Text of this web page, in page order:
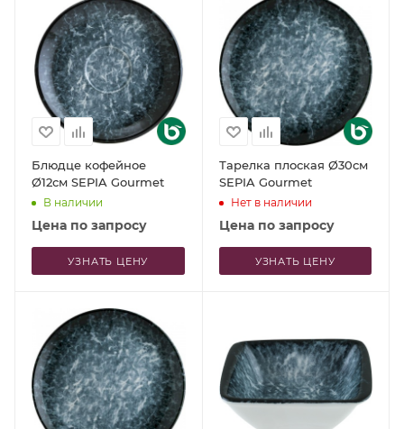
Блюдце кофейное
Ø12см SEPIA Gourmet
В наличии
Цена по запросу
УЗНАТЬ ЦЕНУ
Тарелка плоская Ø30см
SEPIA Gourmet
Нет в наличии
Цена по запросу
УЗНАТЬ ЦЕНУ